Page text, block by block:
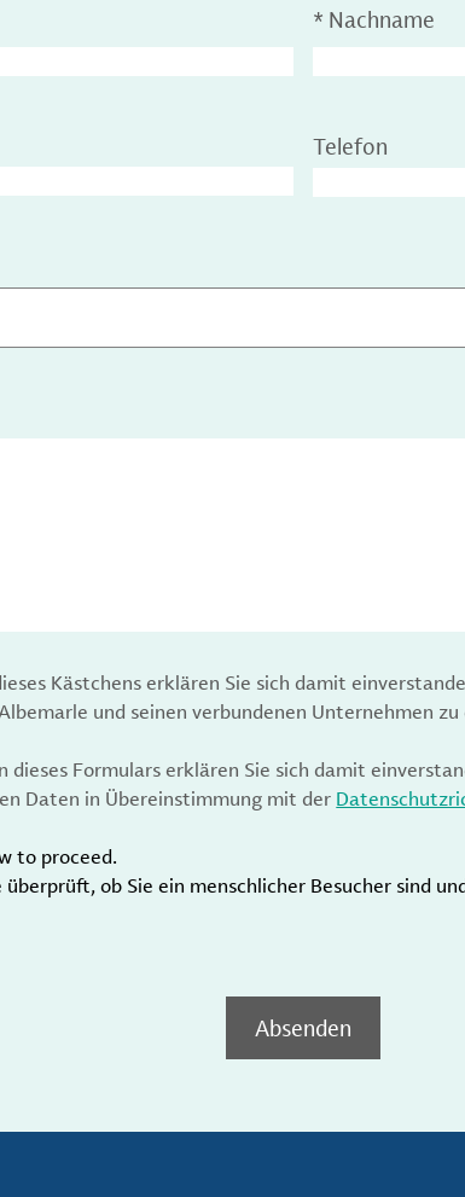
* Nachname
Telefon
Kästchens erklären Sie sich damit
und seinen verbundenen Unternehmen
dieses Formulars erklären Sie sich damit
Daten in Übereinstimmung mit der
to proceed.
ob Sie ein menschlicher Besucher sind
Absenden